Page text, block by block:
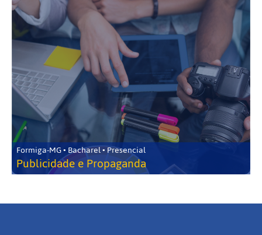
Formiga-MG • Bacharel • Presencial
Publicidade e Propaganda